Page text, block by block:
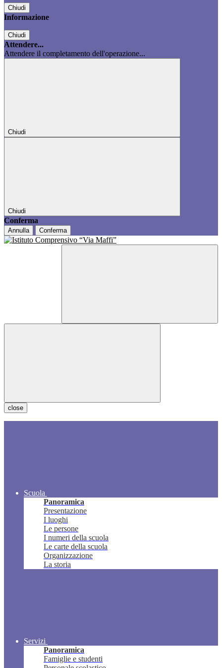
Chiudi
Informazione
Chiudi
Attendere...
Attendere il completamento dell'operazione...
Chiudi
Chiudi
Conferma
Annulla Conferma
close
Scuola
Panoramica
Presentazione
I luoghi
Le persone
I numeri della scuola
Le carte della scuola
Organizzazione
La storia
Servizi
Panoramica
Famiglie e studenti